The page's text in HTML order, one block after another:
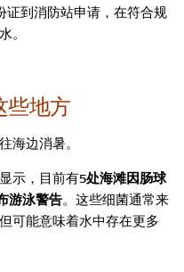
证到消防站申请，在符合规
。
些地方
海边消暑。
示，目前有5处海滩因肠球
游泳警告。这些细菌通常来
可能意味着水中存在更多